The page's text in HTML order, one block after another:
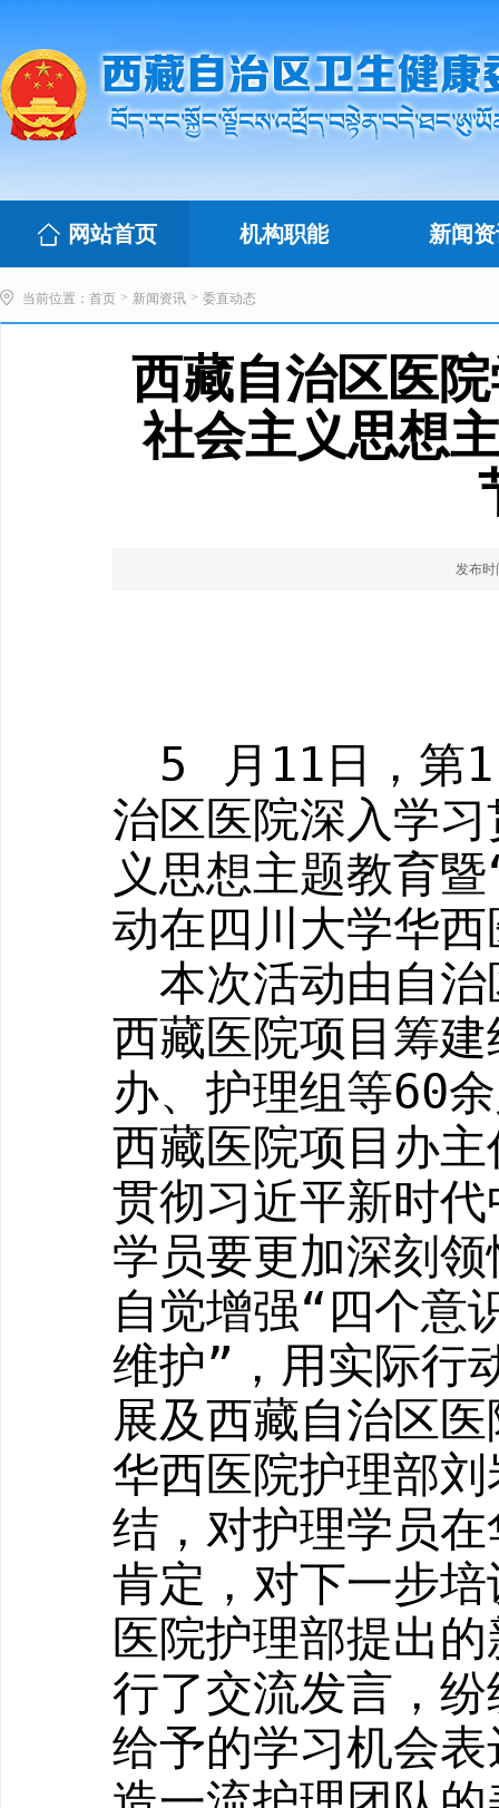
网站首页 机构职能 新闻
当前位置： 首页 > 新闻资讯 > 委直动态
西藏自治区医
社会主义思想
发布时
5 月 11 日，第
治区医院深入学
义思想主题教育
动在四川大学华
本次活动由自
西藏医院项目筹
办、护理组等60
西藏医院项目办
贯彻习近平新时
学员要更加深刻
自觉增强“四个意
维护”，用实际行
展及西藏自治区
华西医院护理部
结，对护理学员
肯定，对下一步
医院护理部提出
行了交流发言，
给予的学习机会